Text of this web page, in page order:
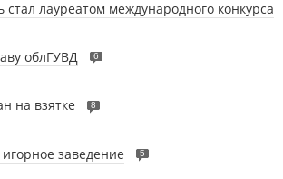
стал лауреатом международного конкурса
облГУВД 6
на взятке 8
заведение 5